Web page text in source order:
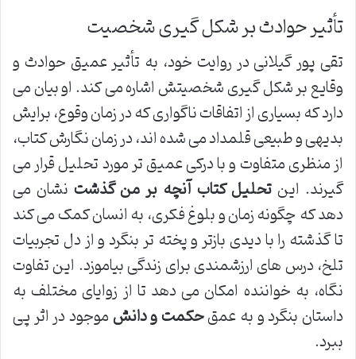
تأثیر حوادث بر شکل گیری شخصیت
تقی پور گیلانی در روایت خود، به تأثیر عمیق حوادث و
وقایع بر شکل گیری شخصیتش اشاره می کند. او بیان می
دارد که بسیاری از اتفاقات ناگواری که در زمان وقوع، برایش
بدیهی و طبیعی قلمداد می شده اند، در زمان نگارش کتاب،
از منظری متفاوت و با درکی عمیق تر مورد تحلیل قرار می
گیرند. اینتحلیل کتاب آنچه بر من گذشت نشان می
دهد که چگونه زمان و بلوغ فکری، به انسان کمک می کند
تا گذشته را با دیدی بازتر و پخته تر بنگرد و از دل تجربیات
تلخ، درس های ارزشمندی برای زندگی بیاموزد. این تفاوت
نگاه، به خواننده امکان می دهد تا از زوایای مختلف به
داستان بنگرد و به عمقحکمت و دانشموجود در اثر پی
ببرد.